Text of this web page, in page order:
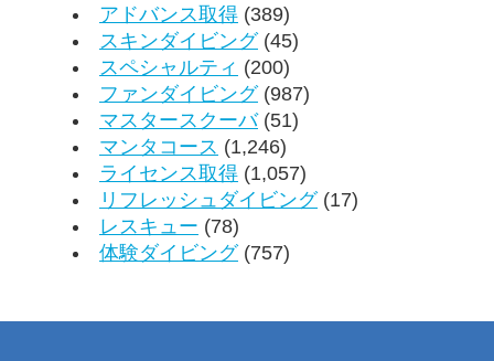
アドバンス取得 (389)
スキンダイビング(45)
スペシャルティ (200)
ファンダイビング(987)
マスタースクーバ(51)
マンタコース (1,246)
ライセンス取得 (1,057)
リフレッシュダイビング(17)
レスキュー (78)
体験ダイビング(757)